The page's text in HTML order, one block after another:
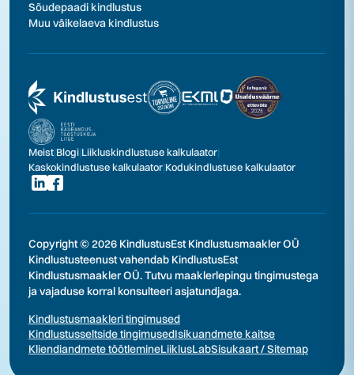
Sõudepaadi kindlustus
Muu väikelaeva kindlustus
Meist|Blogi|Liikluskindlustuse kalkulaator|
Kaskokindlustuse kalkulaator|Kodukindlustuse kalkulaator
Copyright © 2026 KindlustusEst Kindlustusmaakler OÜ
Kindlustusteenust vahendab KindlustusEst
Kindlustusmaakler OÜ. Tutvu maaklerlepingu tingimustega
ja vajaduse korral konsulteeri asjatundjaga.
Kindlustusmaakleri tingimused
Kindlustusseltside tingimusedIsikuandmete kaitse
Kliendiandmete töötlemineLiiklusLabSisukaart / Sitemap